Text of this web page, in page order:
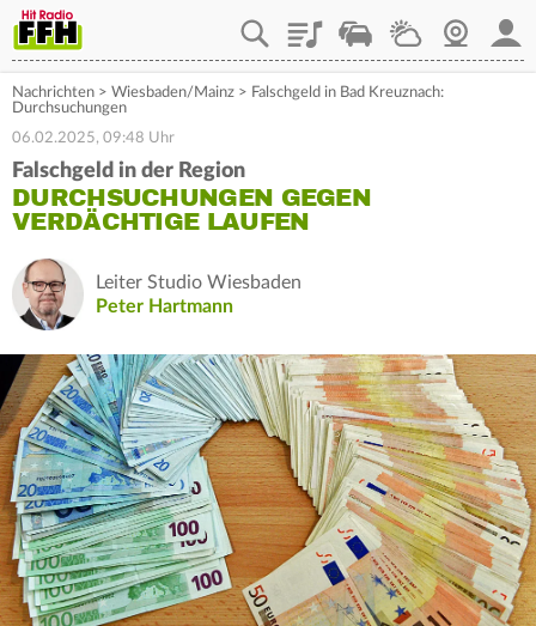
PlaylistStaupilotWetterWebcam
Nachrichten > Wiesbaden/Mainz > Falschgeld in Bad Kreuznach:
Durchsuchungen
06.02.2025, 09:48 Uhr
Falschgeld in der Region
DURCHSUCHUNGEN GEGEN
VERDÄCHTIGE LAUFEN
Leiter Studio Wiesbaden
Peter Hartmann